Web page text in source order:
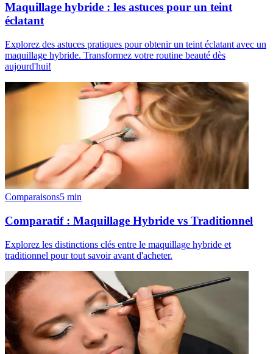
Maquillage hybride : les astuces pour un teint
éclatant
Explorez des astuces pratiques pour obtenir un teint éclatant avec un
maquillage hybride. Transformez votre routine beauté dès
aujourd'hui!
Comparaisons5 min
Comparatif : Maquillage Hybride vs Traditionnel
Explorez les distinctions clés entre le maquillage hybride et
traditionnel pour tout savoir avant d'acheter.